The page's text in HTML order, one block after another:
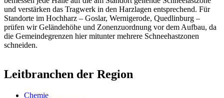
und verstärken das Tragwerk in den Harzlagen entsprechend. Für
Standorte im Hochharz – Goslar, Wernigerode, Quedlinburg –
prüfen wir Geländehöhe und Zonenzuordnung vor dem Aufbau, da
die Gemeindegrenzen hier mitunter mehrere Schneehastzonen
schneiden.
Leitbranchen der Region
Chemie